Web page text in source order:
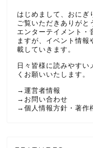
はじめまして、おに
ご覧いただきありがと
エンターテイメント・
ますが、イベント情報
載していきます。
日々皆様に読みやすい
くお願いいたします。
→ 運営者情報
→ お問い合わせ
→ 個人情報方針・著作